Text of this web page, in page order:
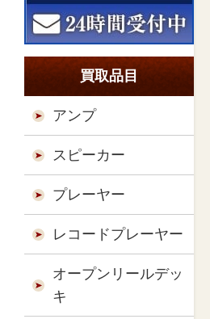
買取品目
アンプ
スピーカー
プレーヤー
レコードプレーヤー
オープンリールデッ
キ